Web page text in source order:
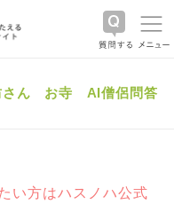
ん お寺 AI僧侶問答
い方はハスノハ公式